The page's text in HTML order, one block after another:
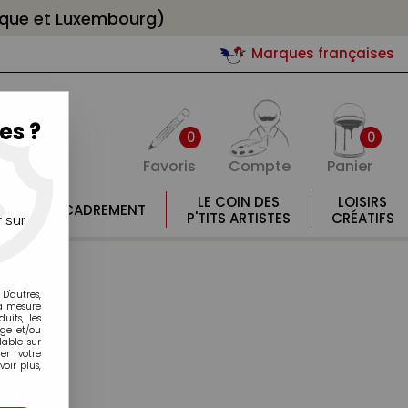
et Luxembourg)
Marques françaises
0
Favoris Compte
0
Panier
ENCADREMENT
LE COIN DES
P'TITS ARTISTES
LOISIRS
CRÉATIFS
?
sur
mesure
les
et/ou
sur
votre
plus,